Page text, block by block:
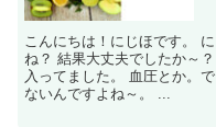
こんにちは！にじほです。
ね？ 結果大丈夫でしたか～
入ってました。 血圧とか。
ないんですよね～。 ...